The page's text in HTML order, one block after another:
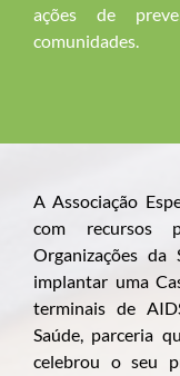
ações de
comunidades.
A Associação
com recursos
Organizações da
implantar uma
terminais de
Saúde, parceria
celebrou o seu